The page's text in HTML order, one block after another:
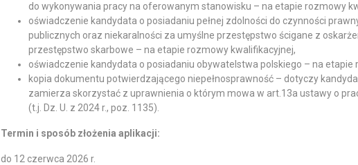
do wykonywania pracy na oferowanym stanowisku – na etapie rozmowy
oświadczenie kandydata o posiadaniu pełnej zdolności do czynności
publicznych oraz niekaralności za umyślne przestępstwo ścigane z
przestępstwo skarbowe – na etapie rozmowy kwalifikacyjnej,
oświadczenie kandydata o posiadaniu obywatelstwa polskiego – na etapie
kopia dokumentu potwierdzającego niepełnosprawność – dotyczy
zamierza skorzystać z uprawnienia o którym mowa w art.13a ustawy o
(t.j. Dz. U. z 2024 r., poz. 1135).
Termin i sposób złożenia aplikacji:
do 12 czerwca 2026 r.